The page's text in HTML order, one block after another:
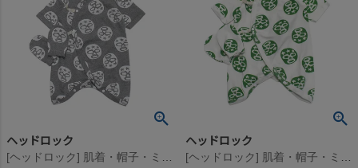
ヘッドロック ヘッドロック